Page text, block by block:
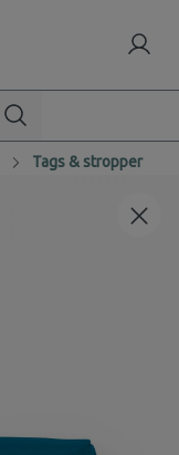
Tags & stropper